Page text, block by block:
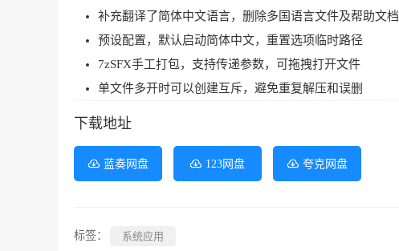
补充翻译了简体中文语言，删除多国语言文件及帮助文档
预设配置，默认启动简体中文，重置选项临时路径
7zSFX手工打包，支持传递参数，可拖拽打开文件
单文件多开时可以创建互斥，避免重复解压和误删
下载地址
蓝奏网盘 123网盘 夸克网盘
标签： 系统应用